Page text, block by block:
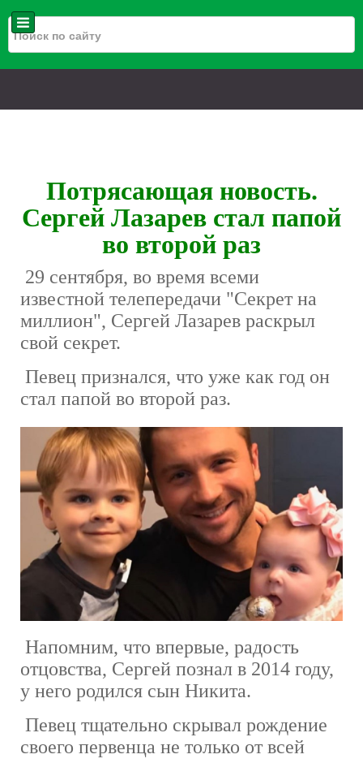
Потрясающая новость.
Сергей Лазарев стал папой
во второй раз
29 сентября, во время всеми
известной телепередачи "Секрет на
миллион", Сергей Лазарев раскрыл
свой секрет.
Певец признался, что уже как год он
стал папой во второй раз.
Напомним, что впервые, радость
отцовства, Сергей познал в 2014 году,
у него родился сын Никита.
Певец тщательно скрывал рождение
своего первенца не только от всей